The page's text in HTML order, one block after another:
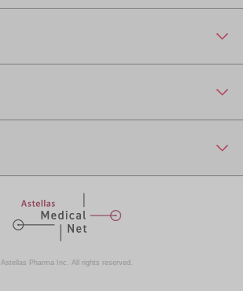
Astellas Pharma Inc. All rights reserved.